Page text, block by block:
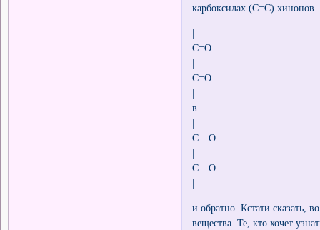
карбоксилах (С=С)
|
C=O
|
C=O
|
в
|
C—O
|
C—O
|
и обратно. Кстати сказать,
вещества. Те, кто хочет